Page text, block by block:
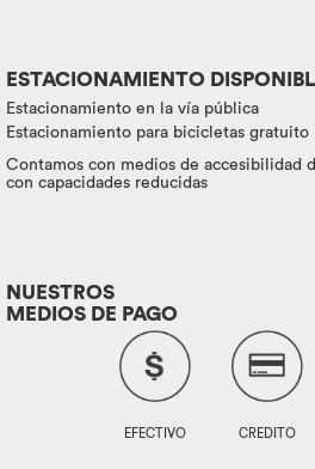
ESTACIONAMIENTO
Estacionamiento en la vía pública
Estacionamiento para bicicletas gratuito
Contamos con medios de accesibilidad
con capacidades reducidas
NUESTROS
MEDIOS DE PAGO
EFECTIVO CREDITO